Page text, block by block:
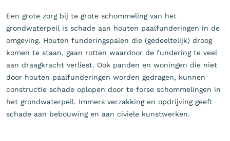
Een grote zorg bij te grote schommeling van het
grondwaterpeil is schade aan houten paalfunderingen in de
omgeving. Houten funderingspalen die (gedeeltelijk) droog
komen te staan, gaan rotten waardoor de fundering te veel
aan draagkracht verliest. Ook panden en woningen die niet
door houten paalfunderingen worden gedragen, kunnen
constructie schade oplopen door te forse schommelingen in
het grondwaterpeil. Immers verzakking en opdrijving geeft
schade aan bebouwing en aan civiele kunstwerken.